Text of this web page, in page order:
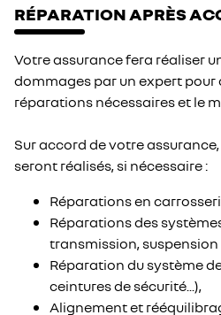
RÉPARATION APRÈS
Votre assurance fera réaliser
dommages par un expert pour
réparations nécessaires et le
Sur accord de votre
seront réalisés, si nécessaire :
Réparations en
Réparations des
transmission, suspension
Réparation du système
ceintures de sécurité...),
Alignement et